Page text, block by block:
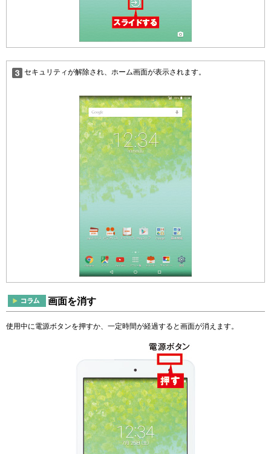
セキュリティが解除され、ホーム画面が表示されます。
画面を消す
使用中に電源ボタンを押すか、一定時間が経過すると画面が消えます。